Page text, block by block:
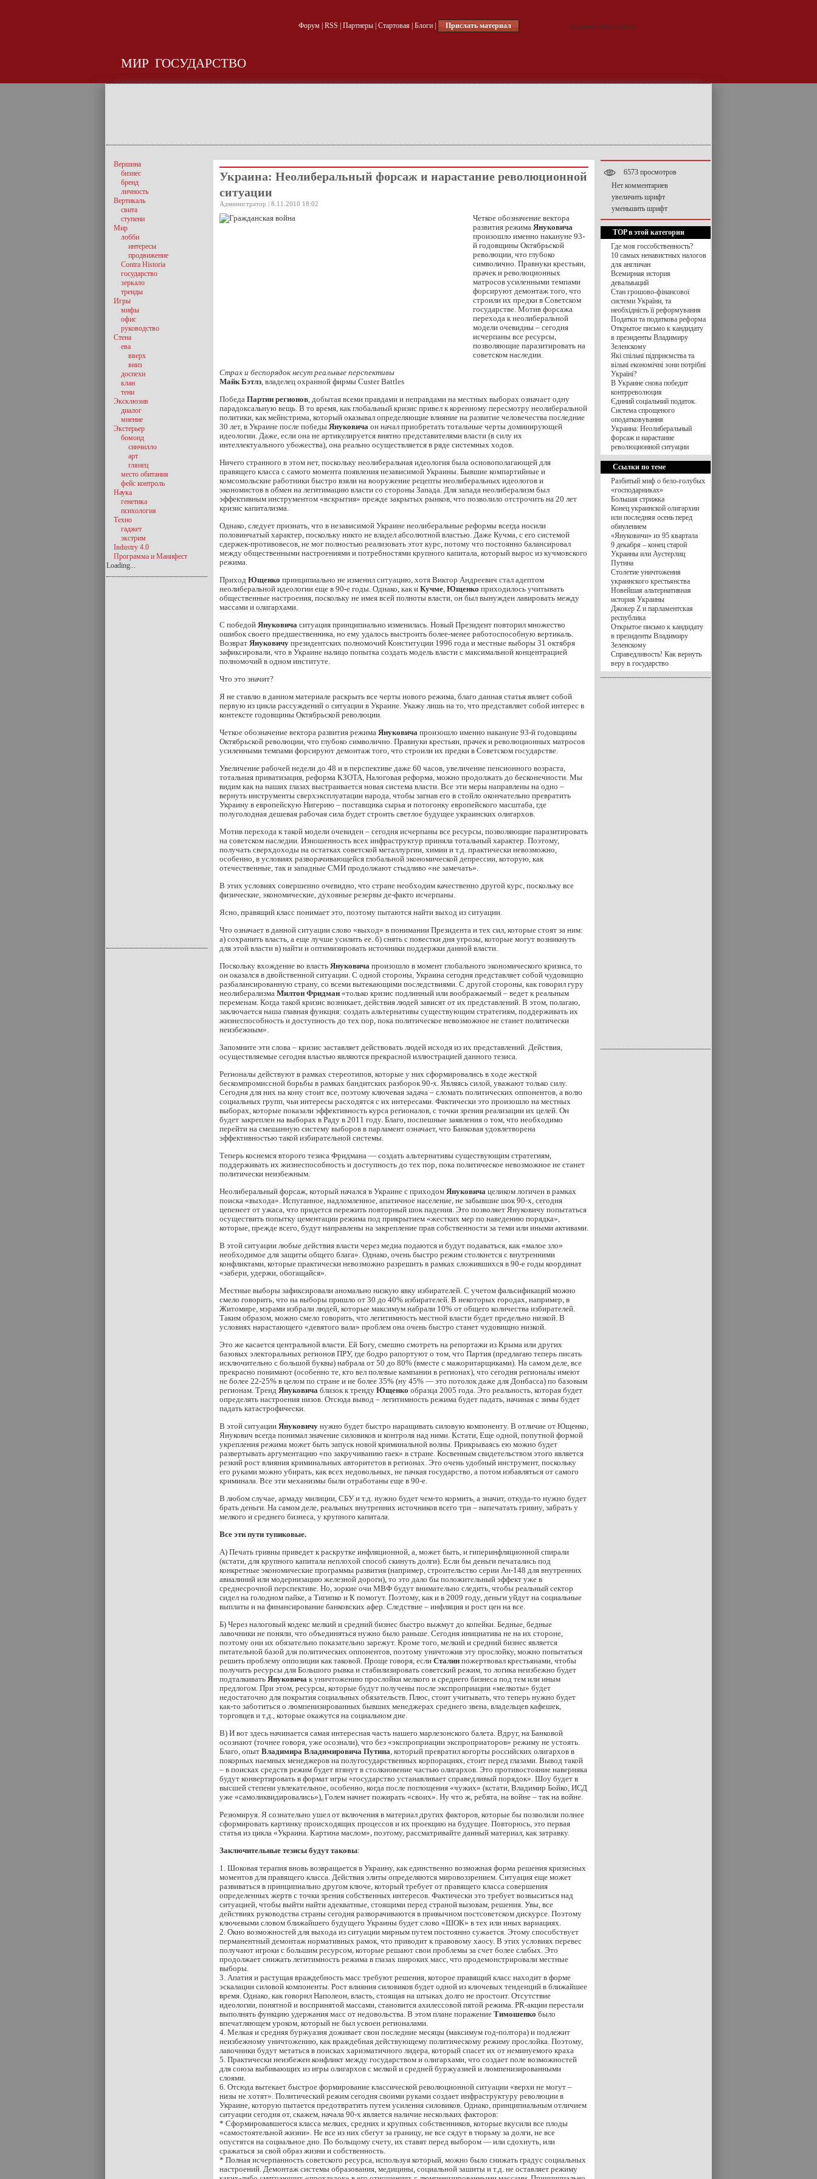
Форум| RSS Партнеры| Стартовая| Блоги| Прислать материал
МИР ГОСУДАРСТВО
Украина: Неолиберальный форсаж и нарастание революционной
ситуации
Администратор | 8.11.2010 18:02
Четкое обозначение вектора
развития режима Януковича
произошло именно накануне 93-
й годовщины Октябрьской
революции, что глубоко
символично. Правнуки крестьян,
прачек и революционных
матросов усиленными темпами
форсируют демонтаж того, что
строили их предки в Советском
государстве. Мотив форсажа
перехода к неолиберальной
модели очевидны – сегодня
исчерпаны все ресурсы,
позволяющие паразитировать на
советском наследии.
Страх и беспорядок несут реальные перспективы
Майк Бэтлз, владелец охранной фирмы Custer Battles
Победа Партии регионов, добытая всеми правдами и неправдами на местных выборах означает одну
парадоксальную вещь. В то время, как глобальный кризис привел к коренному пересмотру неолиберальной
политики, как мейнстрима, который оказывал определяющие влияние на развитие человечества последние
30 лет, в Украине после победы Януковича он начал приобретать тотальные черты доминирующей
идеологии. Даже, если она не артикулируется внятно представителями власти (в силу их
интеллектуального убожества), она реально осуществляется в ряде системных ходов.
Ничего странного в этом нет, поскольку неолиберальная идеология была основополагающей для
правящего класса с самого момента появления независимой Украины. Бывшие компартийные и
комсомольские работники быстро взяли на вооружение рецепты неолиберальных идеологов и
экономистов в обмен на легитимацию власти со стороны Запада. Для запада неолиберализм был
эффективным инструментом «вскрытия» прежде закрытых рынков, что позволило отстрочить на 20 лет
кризис капитализма.
Однако, следует признать, что в независимой Украине неолиберальные реформы всегда носили
половинчатый характер, поскольку никто не владел абсолютной властью. Даже Кучма, с его системой
сдержек-противовесов, не мог полностью реализовать этот курс, потому что постоянно балансировал
между общественными настроениями и потребностями крупного капитала, который вырос из кучмовского
режима.
Приход Ющенко принципиально не изменил ситуацию, хотя Виктор Андреевич стал адептом
неолиберальной идеологии еще в 90-е годы. Однако, как и Кучме, Ющенко приходилось учитывать
общественные настроения, поскольку не имея всей полноты власти, он был вынужден лавировать между
массами и олигархами.
С победой Януковича ситуация принципиально изменилась. Новый Президент повторил множество
ошибок своего предшественника, но ему удалось выстроить более-менее работоспособную вертикаль.
Возврат Януковичу президентских полномочий Конституции 1996 года и местные выборы 31 октября
зафиксировали, что в Украине налицо попытка создать модель власти с максимальной концентрацией
полномочий в одном институте.
Что это значит?
Я не ставлю в данном материале раскрыть все черты нового режима, благо данная статья являет собой
первую из цикла рассуждений о ситуации в Украине. Укажу лишь на то, что представляет собой интерес в
контексте годовщины Октябрьской революции.
Четкое обозначение вектора развития режима Януковича произошло именно накануне 93-й годовщины
Октябрьской революции, что глубоко символично. Правнуки крестьян, прачек и революционных матросов
усиленными темпами форсируют демонтаж того, что строили их предки в Советском государстве.
Увеличение рабочей недели до 48 и в перспективе даже 60 часов, увеличение пенсионного возраста,
тотальная приватизация, реформа КЗОТА, Налоговая реформа, можно продолжать до бесконечности. Мы
видим как на наших глазах выстраивается новая система власти. Все эти меры направлены на одно –
вернуть инструменты сверхэксплуатации народа, чтобы загнав его в стойло окончательно превратить
Украину в европейскую Нигерию – поставщика сырья и потогонку европейского масштаба, где
полуголодная дешевая рабочая сила будет строить светлое будущее украинских олигархов.
Мотив перехода к такой модели очевиден – сегодня исчерпаны все ресурсы, позволяющие паразитировать
на советском наследии. Изношенность всех инфраструктур приняла тотальный характер. Поэтому,
получать сверхдоходы на остатках советской металлургии, химии и т.д. практически невозможно,
особенно, в условиях разворачивающейся глобальной экономической депрессии, которую, как
отечественные, так и западные СМИ продолжают стыдливо «не замечать».
В этих условиях совершенно очевидно, что стране необходим качественно другой курс, поскольку все
физические, экономические, духовные резервы де-факто исчерпаны.
Ясно, правящий класс понимает это, поэтому пытаются найти выход из ситуации.
Что означает в данной ситуации слово «выход» в понимании Президента и тех сил, которые стоят за ним:
а) сохранить власть, а еще лучше усилить ее. б) снять с повестки дня угрозы, которые могут возникнуть
для этой власти в) найти и оптимизировать источники поддержки данной власти.
Поскольку вхождение во власть Януковича произошло в момент глобального экономического кризиса, то
он оказался в двойственной ситуации. С одной стороны, Украина сегодня представляет собой чудовищно
разбалансированную страну, со всеми вытекающими последствиями. С другой стороны, как говорил гуру
неолиберализма Милтон Фридман «только кризис подлинный или воображаемый – ведет к реальным
переменам. Когда такой кризис возникает, действия людей зависят от их представлений. В этом, полагаю,
заключается наша главная функция: создать альтернативы существующим стратегиям, поддерживать их
жизнеспособность и доступность до тех пор, пока политическое невозможное не станет политически
неизбежным».
Запомните эти слова – кризис заставляет действовать людей исходя из их представлений. Действия,
осуществляемые сегодня властью являются прекрасной иллюстрацией данного тезиса.
Регионалы действуют в рамках стереотипов, которые у них сформировались в ходе жесткой
бескомпромиссной борьбы в рамках бандитских разборок 90-х. Являясь силой, уважают только силу.
Сегодня для них на кону стоит все, поэтому ключевая задача – сломать политических оппонентов, а волю
социальных групп, чьи интересы расходятся с их интересами. Фактически это произошло на местных
выборах, которые показали эффективность курса регионалов, с точки зрения реализации их целей. Он
будет закреплен на выборах в Раду в 2011 году. Благо, поспешные заявления о том, что необходимо
перейти на смешанную систему выборов в парламент означает, что Банковая удовлетворена
эффективностью такой избирательной системы.
Теперь коснемся второго тезиса Фридмана — создать альтернативы существующим стратегиям,
поддерживать их жизнеспособность и доступность до тех пор, пока политическое невозможное не станет
политически неизбежным.
Неолиберальный форсаж, который начался в Украине с приходом Януковича целиком логичен в рамках
поиска «выхода». Испуганное, надломленное, апатичное население, не забывшие шок 90-х, сегодня
цепенеет от ужаса, что придется пережить повторный шок падения. Это позволяет Януковичу попытаться
осуществить попытку цементации режима под прикрытием «жестких мер по наведению порядка»,
которые, прежде всего, будут направлены на закрепление прав собственности за теми или иными активами.
В этой ситуации любые действия власти через медиа подаются и будут подаваться, как «малое зло»
необходимое для защиты общего блага». Однако, очень быстро режим столкнется с внутренними
конфликтами, которые практически невозможно разрешить в рамках сложившихся в 90-е годы координат
«забери, удержи, обогащайся».
Местные выборы зафиксировали аномально низкую явку избирателей. С учетом фальсификаций можно
смело говорить, что на выборы пришло от 30 до 40% избирателей. В некоторых городах, например, в
Житомире, мэрами избрали людей, которые максимум набрали 10% от общего количества избирателей.
Таким образом, можно смело говорить, что легитимность местной власти будет предельно низкой. В
условиях нарастающего «девятого вала» проблем она очень быстро станет чудовищно низкой.
Это же касается центральной власти. Ей Богу, смешно смотреть на репортажи из Крыма или других
базовых электоральных регионов ПРУ, где бодро рапортуют о том, что Партия (предлагаю теперь писать
исключительно с большой буквы) набрала от 50 до 80% (вместе с мажоритарщиками). На самом деле, все
прекрасно понимают (особенно те, кто вел полевые кампании в регионах), что сегодня регионалы имеют
не более 22-25% в целом по стране и не более 35% (ну 45% — это потолок даже для Донбасса) по базовым
регионам. Тренд Януковича близок к тренду Ющенко образца 2005 года. Это реальность, которая будет
определять настроения низов. Отсюда вывод – легитимность режима будет падать, начиная с зимы будет
падать катастрофически.
В этой ситуации Януковичу нужно будет быстро наращивать силовую компоненту. В отличие от Ющенко,
Янукович всегда понимал значение силовиков и контроля над ними. Кстати, Еще одной, попутной формой
укрепления режима может быть запуск новой криминальной волны. Прикрываясь ею можно будет
развертывать аргументацию «по закручиванию гаек» в стране. Косвенным свидетельством этого является
резкий рост влияния криминальных авторитетов в регионах. Это очень удобный инструмент, поскольку
его руками можно убирать, как всех недовольных, не пачкая государство, а потом избавляться от самого
криминала. Все эти механизмы были отработаны еще в 90-е.
В любом случае, армаду милиции, СБУ и т.д. нужно будет чем-то кормить, а значит, откуда-то нужно будет
брать деньги. На самом деле, реальных внутренних источников всего три – напечатать гривну, забрать у
мелкого и среднего бизнеса, у крупного капитала.
Все эти пути тупиковые.
А) Печать гривны приведет к раскрутке инфляционной, а, может быть, и гиперинфляционной спирали
(кстати, для крупного капитала неплохой способ скинуть долги). Если бы деньги печатались под
конкретные экономические программы развития (например, строительство серии Ан-148 для внутренних
авиалиний или модернизацию железной дороги), то это дало бы положительный эффект уже в
среднесрочной перспективе. Но, зоркие очи МВФ будут внимательно следить, чтобы реальный сектор
сидел на голодном пайке, а Тигипко и К помогут. Поэтому, как и в 2009 году, деньги уйдут на социальные
выплаты и на финансирование банковских афер. Следствие – инфляция и рост цен на все.
Б) Через налоговый кодекс мелкий и средний бизнес быстро выжмут до копейки. Бедные, бедные
лавочники не поняли, что объединяться нужно было раньше. Сегодня инициатива не на их стороне,
поэтому они их обязательно показательно зарежут. Кроме того, мелкий и средний бизнес является
питательной базой для политических оппонентов, поэтому уничтожив эту прослойку, можно попытаться
решить проблему оппозиции как таковой. Проще говоря, если Сталин пожертвовал крестьянами, чтобы
получить ресурсы для Большого рывка и стабилизировать советский режим, то логика неизбежно будет
подталкивать Януковича к уничтожению прослойки мелкого и среднего бизнеса под тем или иным
предлогом. При этом, ресурсы, которые будут получены после экспроприации «мелкоты» будет
недостаточно для покрытия социальных обязательств. Плюс, стоит учитывать, что теперь нужно будет
как-то заботиться о люмпенизированных бывших менеджерах среднего звена, владельцев кафешек,
торговцев и т.д., которые окажутся на социальном дне.
В) И вот здесь начинается самая интересная часть нашего марлезонского балета. Вдруг, на Банковой
осознают (точнее говоря, уже осознали), что без «экспроприации экспроприаторов» режиму не устоять.
Благо, опыт Владимира Владимировича Путина, который превратил когорты российских олигархов в
покорных наемных менеджеров на полугосударственных корпорациях, стоит перед глазами. Вывод такой
– в поисках средств режим будет втянут в столкновение частью олигархов. Это противостояние наверняка
будут конвертировать в формат игры «государство устанавливает справедливый порядок». Шоу будет в
высшей степени увлекательное, особенно, когда после поглощения «чужих» (кстати, Владимир Бойко, ИСД
уже «самоликвидировались»), Голем начнет пожирать «своих». Ну что ж, ребята, на войне – так на войне.
Резюмируя. Я сознательно ушел от включения в материал других факторов, которые бы позволили полнее
сформировать картинку происходящих процессов и их проекцию на будущее. Повторюсь, это первая
статья из цикла «Украина. Картина маслом», поэтому, рассматривайте данный материал, как затравку.
Заключительные тезисы будут таковы:
1. Шоковая терапия вновь возвращается в Украину, как единственно возможная форма решения кризисных
моментов для правящего класса. Действия элиты определяются мировоззрением. Ситуация еще может
развиваться в принципиально другом ключе, который требует от правящего класса совершения
определенных жертв с точки зрения собственных интересов. Фактически это требует возвыситься над
ситуацией, чтобы выйти найти адекватные, стоящими перед страной вызовам, решения. Увы, все
действиях руководства страны сегодня разворачиваются в привычном постсоветском дискурсе. Поэтому
ключевыми словом ближайшего будущего Украины будет слово «ШОК» в тех или иных вариациях.
2. Окно возможностей для выхода из ситуации мирным путем постоянно сужается. Этому способствует
перманентный демонтаж нормативных рамок, что приводит к правовому хаосу. В этих условиях перевес
получают игроки с большим ресурсом, которые решают свои проблемы за счет более слабых. Это
продолжает снижать легитимность режима в глазах широких масс, что продемонстрировали местные
выборы.
3. Апатия и растущая враждебность масс требуют решения, которое правящий класс находит в форме
эскалации силовой компоненты. Рост влияния силовиков будет одной из ключевых тенденций в ближайшее
время. Однако, как говорил Наполеон, власть, стоящая на штыках долго не простоит. Отсутствие
идеологии, понятной и воспринятой массами, становится ахилессовой пятой режима. PR-акции перестали
выполнять функцию удержания масс от недовольства. В этом плане поражение Тимошенко было
впечатляющем уроком, который не был усвоен регионалами.
4. Мелкая и средняя буржуазия доживает свои последние месяцы (максимум год-полтора) и подлежит
неизбежному уничтожению, как враждебная действующему политическому режиму прослойка. Поэтому,
лавочники будут метаться в поисках харизматичного лидера, который спасет их от неминуемого краха
5. Практически неизбежен конфликт между государством и олигархами, что создает поле возможностей
для союза выбивающих из игры олигархов с мелкой и средней буржуазией и люмпенизированными
слоями.
6. Отсюда вытекает быстрое формирование классической революционной ситуации «верхи не могут –
низы не хотят». Политический режим сегодня своими руками создает инфраструктуру революции в
Украине, которую пытается предотвратить путем усиления силовиков. Однако, принципиальным отличием
ситуации сегодня от, скажем, начала 90-х является наличие нескольких факторов:
* Сформировавшегося класса мелких, средних и крупных собственников, которые вкусили все плоды
«самостоятельной жизни». Не все из них сбегут за границу, не все сядут в тюрьму за долги, не все
опустятся на социальное дно. По больщому счету, их ставят перед выбором — или сдохнуть, или
сражаться за свой образ жизни и собственность.
* Полная исчерпанность советского ресурса, используя который, можно было снижать градус социальных
настроений. Демонтаж системы образования, медицины, социальной зашиты и т.д. не оставляет режиму
Вершина
бизнес
бренд
личность
Вертикаль
свита
ступени
Мир
лобби
интересы
продвижение
Contra Historia
государство
зеркало
тренды
Игры
мифы
офис
руководство
Стена
ева
вверх
вниз
доспехи
клан
тени
Эксклюзив
диалог
мнение
Экстерьер
бомонд
синчилло
арт
глянец
место обитания
фейс контроль
Наука
генетика
психология
Техно
гаджет
экстрим
Industry 4.0
Программа и Манифест
Loading...
6573 просмотров
Нет комментариев
увеличить шрифт
уменьшить шрифт
TOP в этой категории
Где моя госсобственность?
10 самых ненавистных налогов
для англичан
Всемирная история
девальваций
Стан грошово-фінансової
системи України, та
необхідність її реформування
Податки та податкова реформа
Открытое письмо к кандидату
в президенты Владимиру
Зеленскому
Які спільні підприємства та
вільні економічні зони потрібні
Україні?
В Украине снова победит
контрреволюция
Єдиний соціальний податок.
Система спрощеного
оподатковування
Украина: Неолиберальный
форсаж и нарастание
революционной ситуации
Ссылки по теме
Разбитый миф о бело-голубых
«господарниках»
Большая стрижка
Конец украинской олигархии
или последняя осень перед
обнулением
«Януковичи» из 95 квартала
9 декабря – конец старой
Украины или Аустерлиц
Путина
Столетие уничтожения
украинского крестьянства
Новейшая альтернативная
история Украины
Джокер Z и парламентская
республика
Открытое письмо к кандидату
в президенты Владимиру
Зеленскому
Справедливость! Как вернуть
веру в государство